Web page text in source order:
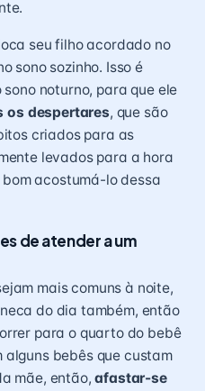
seu filho acordado no
sono sozinho. Isso é
noturno, para que ele
os despertares, que são
criados para as
levados para a hora
acostumá-lo dessa
de atender a um
mais comuns à noite,
do dia também, então
para o quarto do bebê
alguns bebês que custam
mãe, então, afastar-se